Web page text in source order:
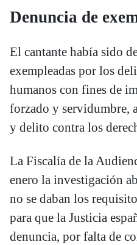
Denuncia de
El cantante había sido
exempleadas por los
humanos con fines de
forzado y servidumbre,
y delito contra los
La Fiscalía de la
enero la investigación
no se daban los
para que la Justicia
denuncia, por falta de